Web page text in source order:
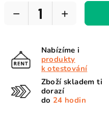
+
−
Nabízíme i
produkty
k otestování
Zboží skladem ti
dorazí
do 24 hodin